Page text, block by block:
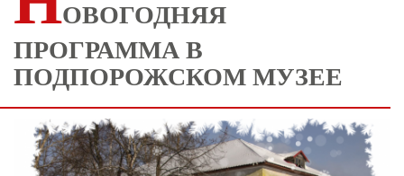
ОВОГОДНЯЯ
ПРОГРАММА В
ПОДПОРОЖСКОМ МУЗЕЕ